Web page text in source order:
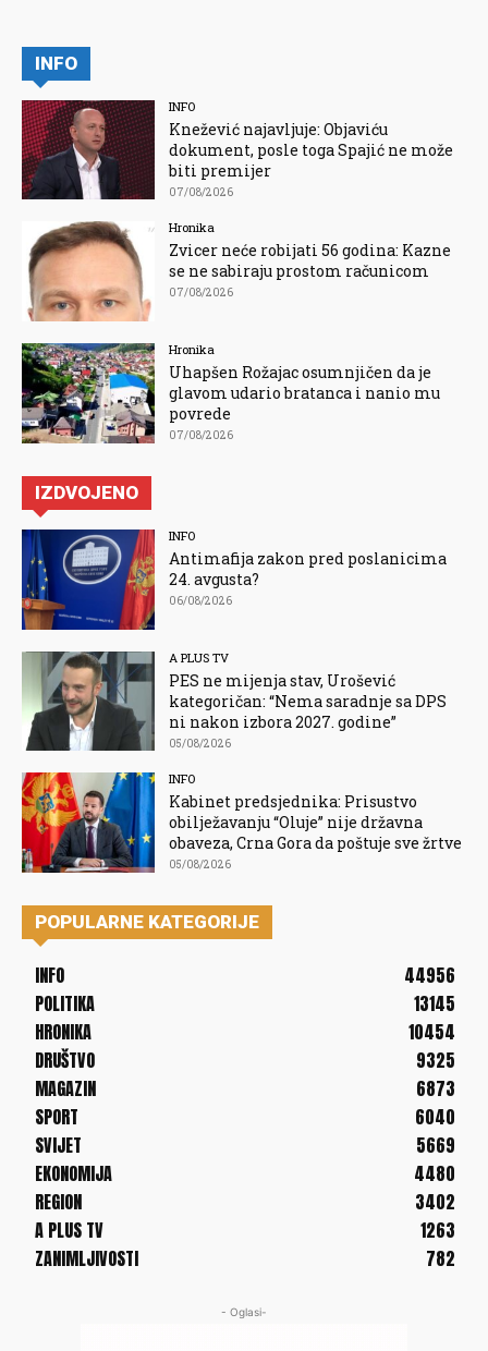
INFO
INFO
Knežević najavljuje: Objaviću
dokument, posle toga Spajić ne može
biti premijer
07/08/2026
Hronika
Zvicer neće robijati 56 godina: Kazne
se ne sabiraju prostom računicom
07/08/2026
Hronika
Uhapšen Rožajac osumnjičen da je
glavom udario bratanca i nanio mu
povrede
07/08/2026
IZDVOJENO
INFO
Antimafija zakon pred poslanicima
24. avgusta?
06/08/2026
A PLUS TV
PES ne mijenja stav, Urošević
kategoričan: “Nema saradnje sa DPS
ni nakon izbora 2027. godine”
05/08/2026
INFO
Kabinet predsjednika: Prisustvo
obilježavanju “Oluje” nije državna
obaveza, Crna Gora da poštuje sve žrtve
05/08/2026
POPULARNE KATEGORIJE
INFO
44956
POLITIKA
13145
HRONIKA
10454
DRUŠTVO
9325
MAGAZIN
6873
SPORT
6040
SVIJET
5669
EKONOMIJA
4480
REGION
3402
A PLUS TV
1263
ZANIMLJIVOSTI
782
- Oglasi-